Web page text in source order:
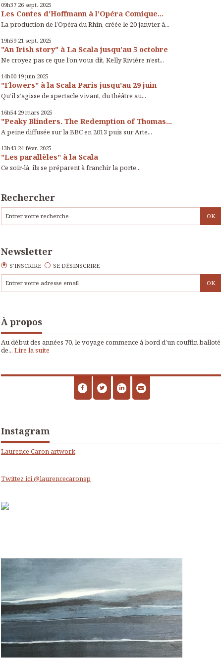
09h37 26 sept. 2025
Les Contes d'Hoffmann à l'Opéra Comique...
La production de l’Opéra du Rhin, créée le 20 janvier à...
19h59 21 sept. 2025
"An Irish story" à La Scala jusqu’au 5 octobre
Ne croyez pas ce que l’on vous dit, Kelly Rivière n’est...
14h00 19 juin 2025
"Flowers" à la Scala Paris jusqu'au 29 juin
Qu’il s’agisse de spectacle vivant, du théâtre au...
16h54 29 mars 2025
"Peaky Blinders. The Redemption of Thomas...
A peine diffusée sur la BBC en 2013 puis sur Arte...
13h43 24 févr. 2025
"Les parallèles" à la Scala
Ce soir-là, ils se préparent à franchir la porte...
Rechercher
Newsletter
S'INSCRIRE SE DÉSINSCRIRE
À propos
Au début des années 70, le voyage commence à bord d’un couffin balloté
de... Lire la suite
Instagram
Laurence Caron artwork
Twittez ici @laurencecaronsp